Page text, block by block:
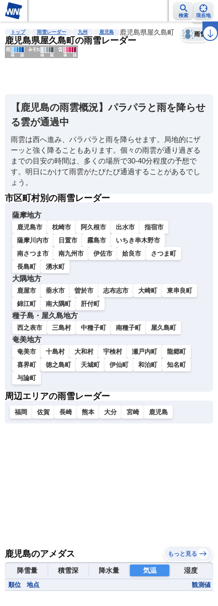
検索 現在地
雨雲レーダー 台風情報 地震情報 警報・注意報 2週間天気 ラ
トップ 雨雪レーダー 九州 鹿児島 鹿児島県屋久島町
鹿児島県屋久島町の雨雪レーダー
雨雪
天気 台風
【鹿児島の雨雲概況】パラパラと雨を降らせ
る雲が通過中
雨雲は西へ進み、パラパラと雨を降らせます。局地的にザ
ーッと強く降ることもあります。個々の雨雲が通り過ぎる
までの目安の時間は、多くの場所で30-40分程度の予想で
す。明日にかけて雨雲がたびたび通過することがあるでし
ょう。
市区町村別の雨雪レーダー
薩摩地方
鹿児島市 枕崎市 阿久根市 出水市
指宿市
薩摩川内市
日置市 霧島市
いちき串木野市
南さつま市
南九州市 伊佐市 姶良市
さつま町
長島町
湧水町
大隅地方
鹿屋市 垂水市 曽於市 志布志市 大崎町
東串良町
錦江町
南大隅町 肝付町
種子島・屋久島地方
西之表市 三島村 中種子町 南種子町 屋久島町
奄美地方
奄美市 十島村 大和村 宇検村 瀬戸内町
龍郷町
喜界町
徳之島町 天城町 伊仙町 和泊町
知名町
与論町
周辺エリアの雨雪レーダー
福岡 佐賀 長崎 熊本 大分 宮崎 鹿児島
鹿児島のアメダス もっと見る
降雪量 積雪深 降水量 気温 湿度
順位 地点 観測値